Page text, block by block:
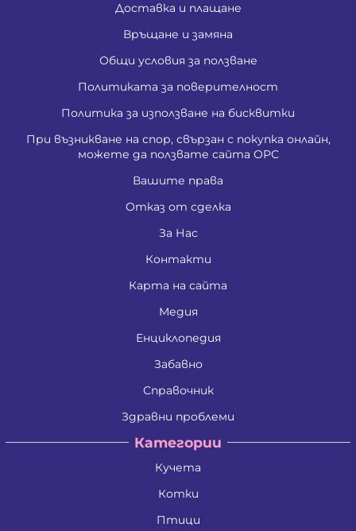
Доставка и плащане
Връщане и замяна
Общи условия за ползване
Политиката за поверителност
Политика за използване на бисквитки
При възникване на спор, свързан с покупка онлайн,
можете да ползвате сайта ОРС
Вашите права
Отказ от сделка
За Нас
Контакти
Карта на сайта
Медия
Енциклопедия
Забавно
Справочник
Здравни проблеми
Категории
Кучета
Котки
Птици